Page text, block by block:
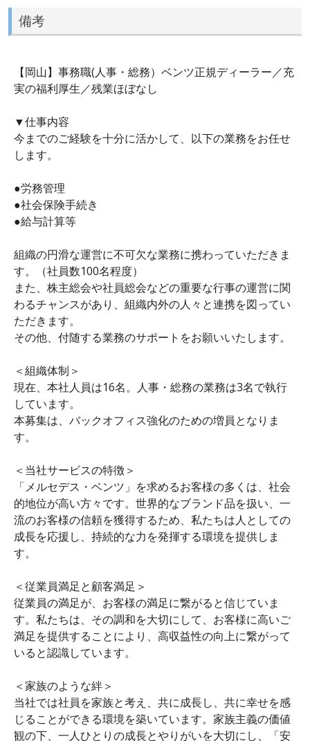
備考
【岡山】事務職(人事・総務）ベンツ正規ディーラー／充
実の福利厚生／残業ほぼなし
▼仕事内容
今までのご経験を十分に活かして、以下の業務をお任せ
します。
●労務管理
●社会保険手続き
●給与計算等
組織の円滑な運営に不可欠な業務に携わっていただきま
す。（社員数100名程度）
また、株主総会や社員総会などの重要な行事の運営に関
わるチャンスがあり、組織内外の人々と連携を図ってい
ただきます。
その他、付随する業務のサポートをお願いいたします。
＜組織体制＞
現在、本社人員は16名。人事・総務の業務は3名で執行
しています。
本募集は、バックオフィス強化のための増員となりま
す。
＜当社サービスの特徴＞
「メルセデス・ベンツ」を求めるお客様の多くは、社会
的地位が高い方々です。世界的なブランド品を扱い、一
流のお客様の信頼を獲得するため、私たちは人としての
成長を応援し、持続的な力を発揮する環境を提供しま
す。
＜従業員満足と顧客満足＞
従業員の満足が、お客様の満足に繋がると信じていま
す。私たちは、その調和を大切にして、お客様に高いご
満足を提供することにより、高収益性の向上に繋がって
いると認識しています。
＜家族のような絆＞
当社では社員を家族と考え、共に成長し、共に幸せを感
じることができる環境を築いています。家族主義の価値
観の下、一人ひとりの成長とやりがいを大切にし、「安